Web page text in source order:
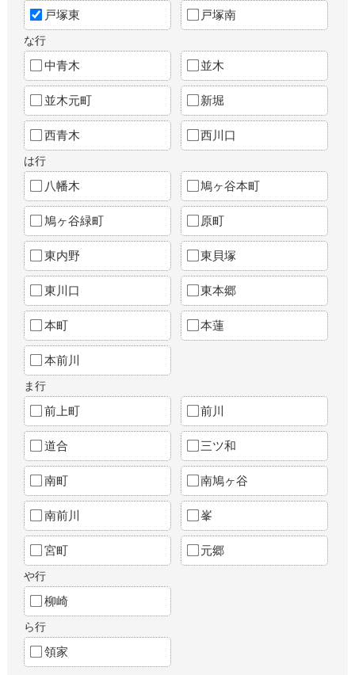
戸塚東 戸塚南
な行
中青木 並木
並木元町 新堀
西青木 西川口
は行
八幡木 鳩ヶ谷本町
鳩ヶ谷緑町 原町
東内野 東貝塚
東川口 東本郷
本町 本蓮
本前川
ま行
前上町 前川
道合 三ツ和
南町 南鳩ヶ谷
南前川 峯
宮町 元郷
や行
柳崎
ら行
領家